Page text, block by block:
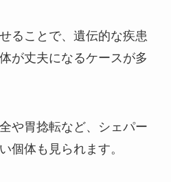
ることで、遺伝的な疾患
が丈夫になるケースが多
や胃捻転など、シェパー
個体も見られます。